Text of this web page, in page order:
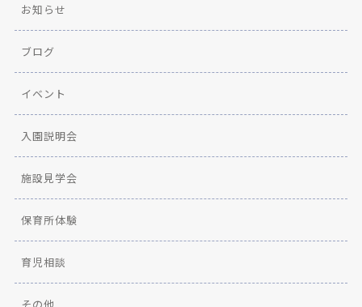
お知らせ
ブログ
イベント
入園説明会
施設見学会
保育所体験
育児相談